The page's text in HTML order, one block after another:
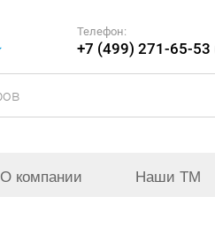
Телефон:
+7 (499) 271-65-
О компании Наши ТМ